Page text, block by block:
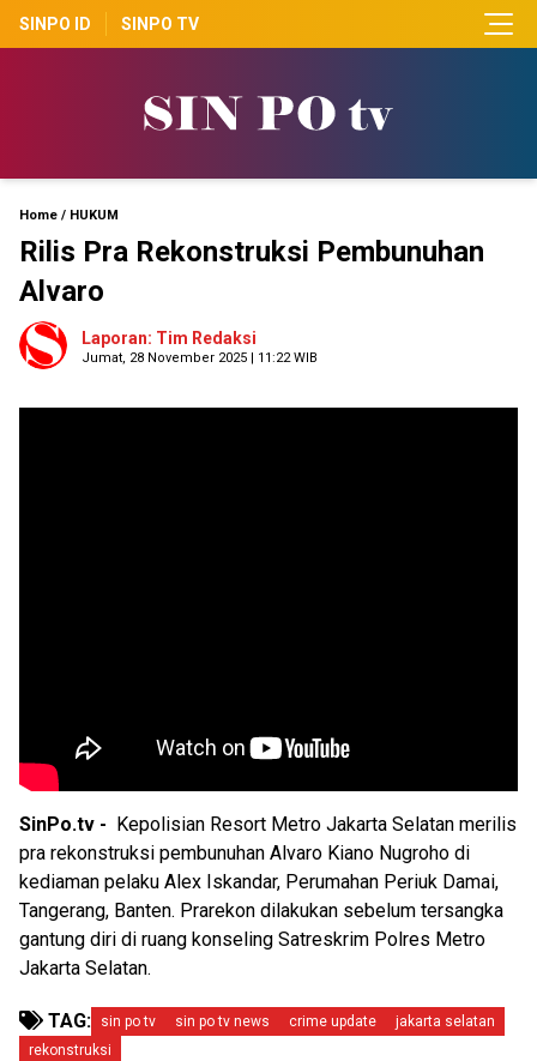
SINPO ID SINPO TV
Home / HUKUM
Rilis Pra Rekonstruksi Pembunuhan
Alvaro
Laporan: Tim Redaksi
Jumat, 28 November 2025 | 11:22 WIB
SinPo.tv -
Kepolisian Resort Metro Jakarta Selatan merilis
pra rekonstruksi pembunuhan Alvaro Kiano Nugroho di
kediaman pelaku Alex Iskandar, Perumahan Periuk Damai,
Tangerang, Banten. Prarekon dilakukan sebelum tersangka
gantung diri di ruang konseling Satreskrim Polres Metro
Jakarta Selatan.
TAG: sin po tv sin po tv news crime update
jakarta selatan
rekonstruksi